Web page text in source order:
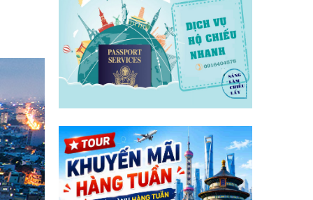
Hotline tour trong nước
Hotine CSKH
404 578
Hotline tư vấn dịch vụ
849 849